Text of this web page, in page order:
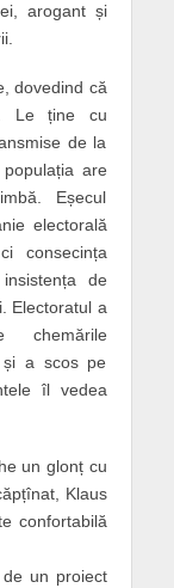
arogant și
dovedind că
Le ține cu
de la
are
Eșecul
electorală
consecința
de
Electoratul a
și a scos pe
îl vedea
un glonț cu
Klaus
confortabilă
un proiect